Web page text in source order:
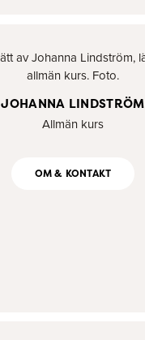
JOHANNA LINDSTRÖM
Allmän kurs
OM & KONTAKT